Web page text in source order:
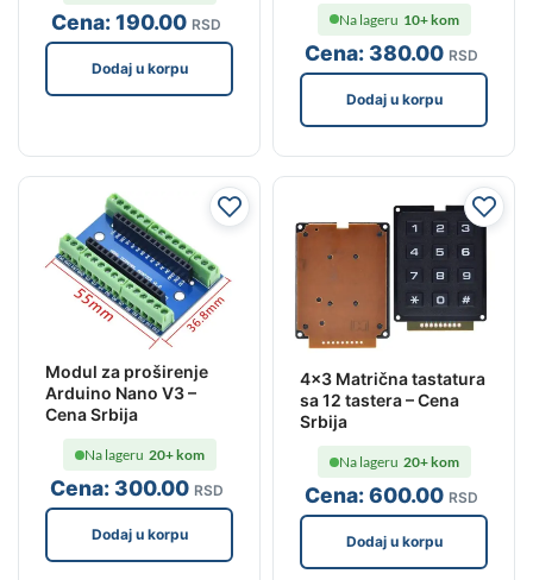
Cena:190.00 RSD
Dodaj u korpu
Cena:380.00 RSD
Na lageru 10+ kom
Dodaj u korpu
Modul za proširenje
Arduino Nano V3 –
Cena Srbija
Cena:300.00 RSD
Na lageru 20+ kom
Dodaj u korpu
4×3 Matrična tastatura
sa 12 tastera – Cena
Srbija
Cena:600.00 RSD
Na lageru 20+ kom
Dodaj u korpu